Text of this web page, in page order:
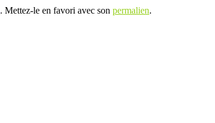
. Mettez-le en favori avec son permalien.